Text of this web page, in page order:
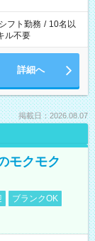
応募できません。
シフト勤務 / 10名以
ル不要
詳細へ
掲載日：2026.08.07
モクモク
ブランクOK